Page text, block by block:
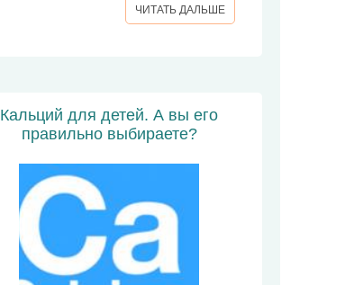
ЧИТАТЬ ДАЛЬШЕ
Кальций для детей. А вы его
правильно выбираете?